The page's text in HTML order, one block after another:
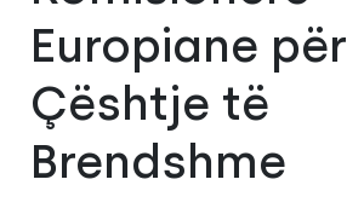
Europiane për
Çështje të
Brendshme